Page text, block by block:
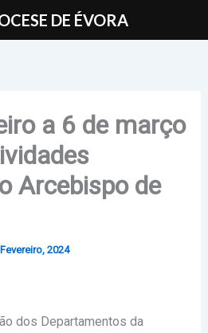
a 6 de março
Arcebispo de
2024
dos Departamentos da
DE ÉVORA